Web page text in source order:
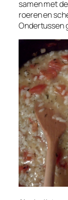
samen met
roeren en
Ondertussen